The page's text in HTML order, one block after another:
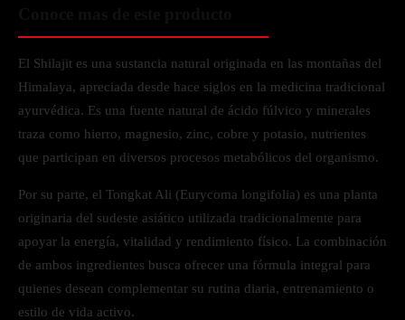
El Shilajit es una sustancia natural originada en las montañas del
Himalaya, apreciada desde hace siglos en la medicina tradicional
ayurvédica. Es una fuente natural de ácido fúlvico y minerales
traza como hierro, magnesio, zinc, cobre y potasio, nutrientes
que participan en diversos procesos metabólicos del organismo.
Por su parte, el Tongkat Ali (Eurycoma longifolia) es una planta
originaria del sudeste asiático utilizada tradicionalmente para
apoyar la energía, vitalidad y rendimiento físico. La combinación
de ambos ingredientes busca ofrecer una fórmula integral para
quienes desean complementar su rutina diaria, entrenamiento o
estilo de vida activo.